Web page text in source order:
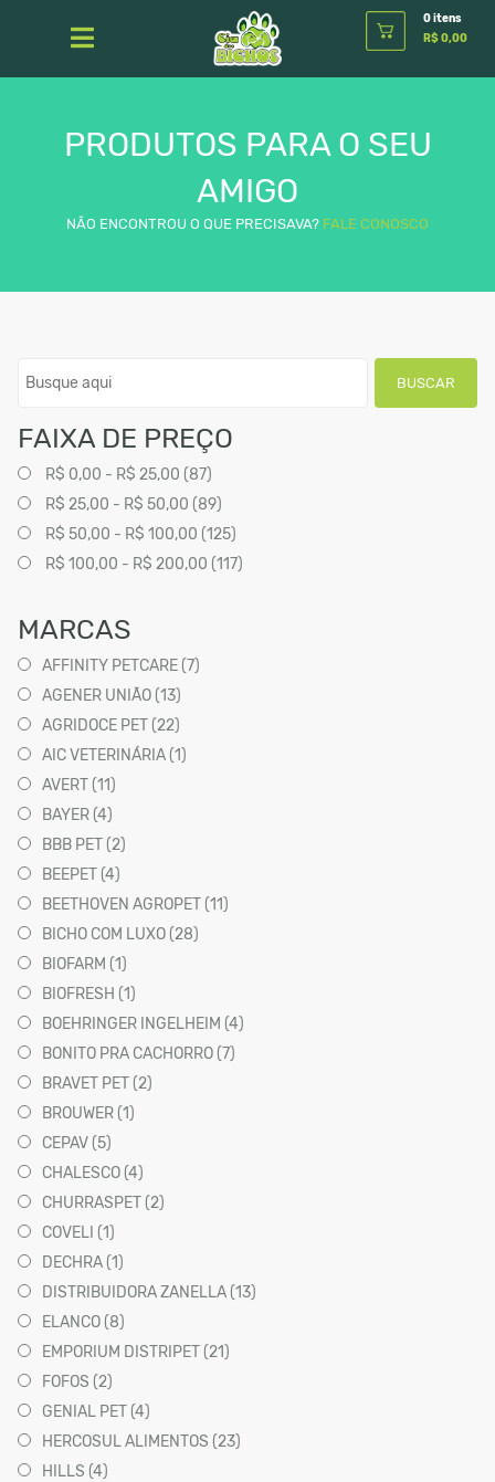
0 itens
R$ 0,00
PRODUTOS PARA O SEU
AMIGO
NÃO ENCONTROU O QUE PRECISAVA? FALE CONOSCO
BUSCAR
FAIXA DE PREÇO
R$ 0,00 - R$ 25,00 (87)
R$ 25,00 - R$ 50,00 (89)
R$ 50,00 - R$ 100,00 (125)
R$ 100,00 - R$ 200,00 (117)
MARCAS
AFFINITY PETCARE (7)
AGENER UNIÃO (13)
AGRIDOCE PET (22)
AIC VETERINÁRIA (1)
AVERT (11)
BAYER (4)
BBB PET (2)
BEEPET (4)
BEETHOVEN AGROPET (11)
BICHO COM LUXO (28)
BIOFARM (1)
BIOFRESH (1)
BOEHRINGER INGELHEIM (4)
BONITO PRA CACHORRO (7)
BRAVET PET (2)
BROUWER (1)
CEPAV (5)
CHALESCO (4)
CHURRASPET (2)
COVELI (1)
DECHRA (1)
DISTRIBUIDORA ZANELLA (13)
ELANCO (8)
EMPORIUM DISTRIPET (21)
FOFOS (2)
GENIAL PET (4)
HERCOSUL ALIMENTOS (23)
HILLS (4)